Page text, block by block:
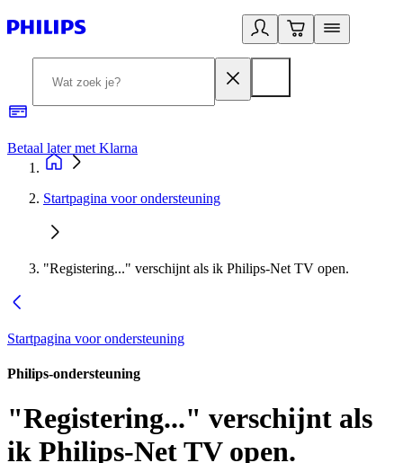
Betaal later met Klarna
Startpagina voor ondersteuning
"Registering..." verschijnt als ik Philips-Net TV open.
Startpagina voor ondersteuning
Philips-ondersteuning
"Registering..." verschijnt als
ik Philips-Net TV open.